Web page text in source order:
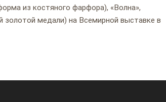
из костяного фарфора), «Волна»,
золотой медали) на Всемирной выставке в